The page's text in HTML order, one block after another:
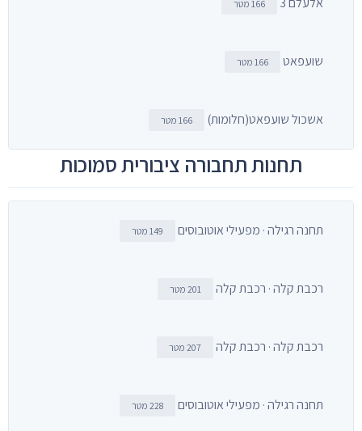
166 מטר
שועפאט 166 מטר
אשכול שועפאט(חלומות) 166 מטר
תחנות תחבורה ציבורית סמוכות
תחנה רגילה · מפעילי אוטובוסים 149 מטר
רכבת קלה · רכבת קלה 201 מטר
רכבת קלה · רכבת קלה 207 מטר
תחנה רגילה · מפעילי אוטובוסים 228 מטר